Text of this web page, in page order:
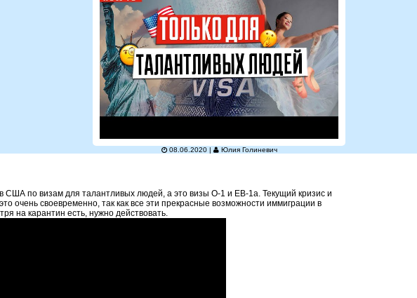
08.06.2020 | Юлия Голиневич
США по визам для талантливых людей, а это визы О-1 и EB-1a. Текущий кризис и
очень своевременно, так как все эти прекрасные возможности иммиграции в
на карантин есть, нужно действовать.